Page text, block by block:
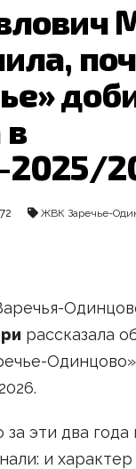
в
2025/
72 ЖВК Заречье-
рассказала
за эти два
и